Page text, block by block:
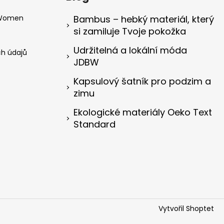
údajů
Bambus – hebký materiál, který
si zamiluje Tvoje pokožka
Udržitelná a lokální móda
JDBW
Kapsulový šatník pro podzim a
zimu
Ekologické materiály Oeko Text
Standard
Vytvořil Shoptet